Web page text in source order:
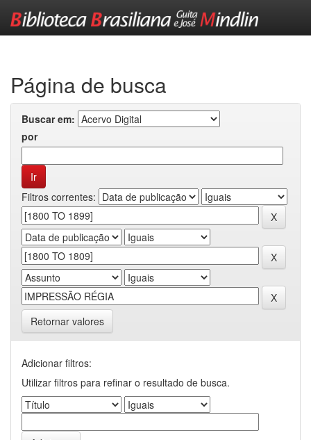
Página de busca
Buscar em:
por
Filtros correntes:
Retornar valores
Adicionar filtros:
Utilizar filtros para refinar o resultado de busca.